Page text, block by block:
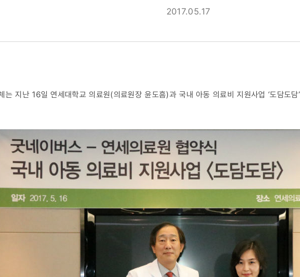
협약
2017.05.17
는 지난 16일 연세대학교 의료원(의료원장 윤도흠)과 국내 아동 의료비 지원사업 ‘도담도